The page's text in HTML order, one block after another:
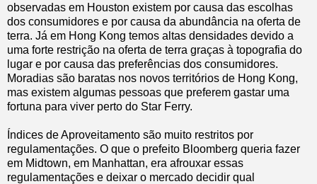
observadas em Houston existem por causa das escolhas
dos consumidores e por causa da abundância na oferta de
terra. Já em Hong Kong temos altas densidades devido a
uma forte restrição na oferta de terra graças à topografia do
lugar e por causa das preferências dos consumidores.
Moradias são baratas nos novos territórios de Hong Kong,
mas existem algumas pessoas que preferem gastar uma
fortuna para viver perto do Star Ferry.
Índices de Aproveitamento são muito restritos por
regulamentações. O que o prefeito Bloomberg queria fazer
em Midtown, em Manhattan, era afrouxar essas
regulamentações e deixar o mercado decidir qual